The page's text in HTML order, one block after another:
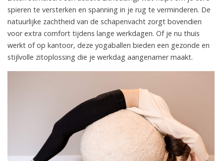
spieren te versterken en spanning in je rug te verminderen. De
natuurlijke zachtheid van de schapenvacht zorgt bovendien
voor extra comfort tijdens lange werkdagen. Of je nu thuis
werkt of op kantoor, deze yogaballen bieden een gezonde en
stijlvolle zitoplossing die je werkdag aangenamer maakt.